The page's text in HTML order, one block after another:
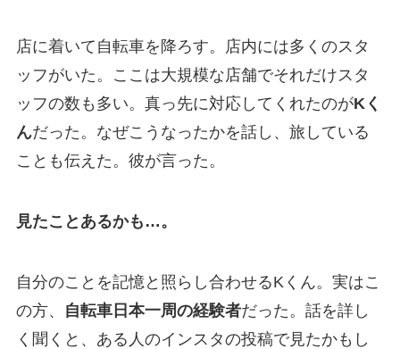
店に着いて自転車を降ろす。店内には多くのスタ
ッフがいた。ここは大規模な店舗でそれだけスタ
ッフの数も多い。真っ先に対応してくれたのがKく
んだった。なぜこうなったかを話し、旅している
ことも伝えた。彼が言った。
見たことあるかも…。
自分のことを記憶と照らし合わせるKくん。実はこ
の方、
自転車日本一周の経験者だった。話を詳し
く聞くと、ある人のインスタの投稿で見たかもし